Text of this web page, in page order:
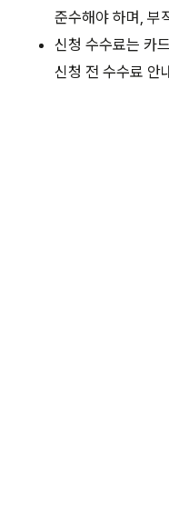
준수해야 하며, 부
신청 수수료는 카
신청 전 수수료 안